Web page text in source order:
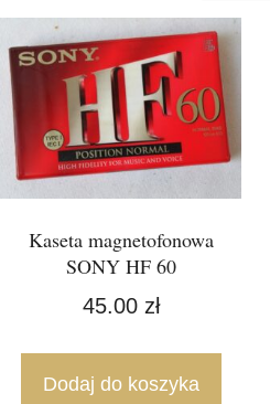
Kaseta magnetofonowa
SONY HF 60
45.00 zł
Dodaj do koszyka